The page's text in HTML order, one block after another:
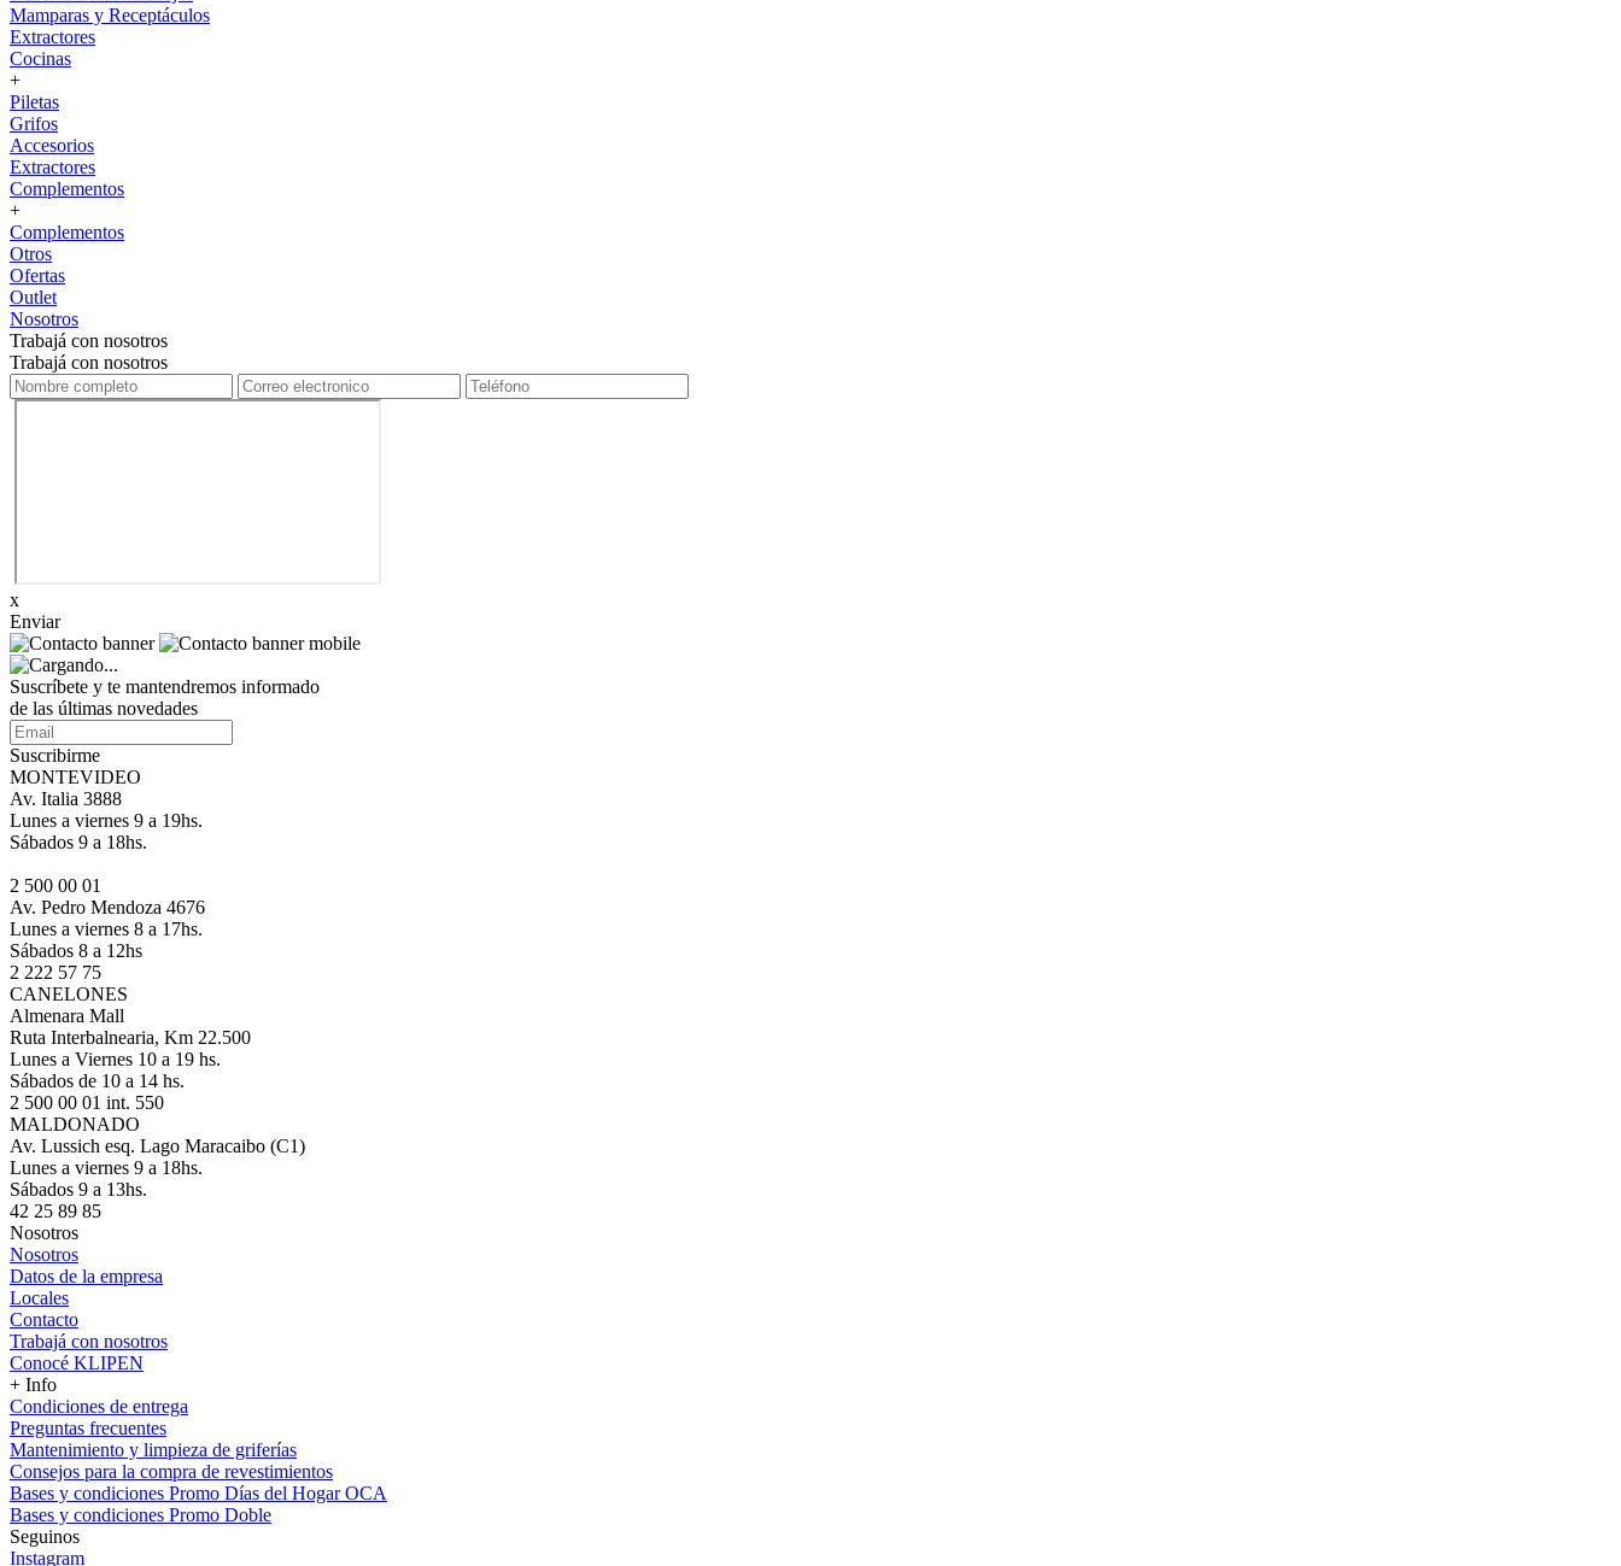
Mamparas y Receptáculos
Extractores
Cocinas
+
Piletas
Grifos
Accesorios
Extractores
Complementos
+
Complementos
Otros
Ofertas
Outlet
Nosotros
Trabajá con nosotros
Trabajá con nosotros
x
Enviar
Suscríbete y te mantendremos informado
de las últimas novedades
Suscribirme
MONTEVIDEO
Av. Italia 3888
Lunes a viernes 9 a 19hs.
Sábados 9 a 18hs.
2 500 00 01
Av. Pedro Mendoza 4676
Lunes a viernes 8 a 17hs.
Sábados 8 a 12hs
2 222 57 75
CANELONES
Almenara Mall
Ruta Interbalnearia, Km 22.500
Lunes a Viernes 10 a 19 hs.
Sábados de 10 a 14 hs.
2 500 00 01 int. 550
MALDONADO
Av. Lussich esq. Lago Maracaibo (C1)
Lunes a viernes 9 a 18hs.
Sábados 9 a 13hs.
42 25 89 85
Nosotros
Nosotros
Datos de la empresa
Locales
Contacto
Trabajá con nosotros
Conocé KLIPEN
+ Info
Condiciones de entrega
Preguntas frecuentes
Mantenimiento y limpieza de griferías
Consejos para la compra de revestimientos
Bases y condiciones Promo Días del Hogar OCA
Bases y condiciones Promo Doble
Seguinos
Instagram